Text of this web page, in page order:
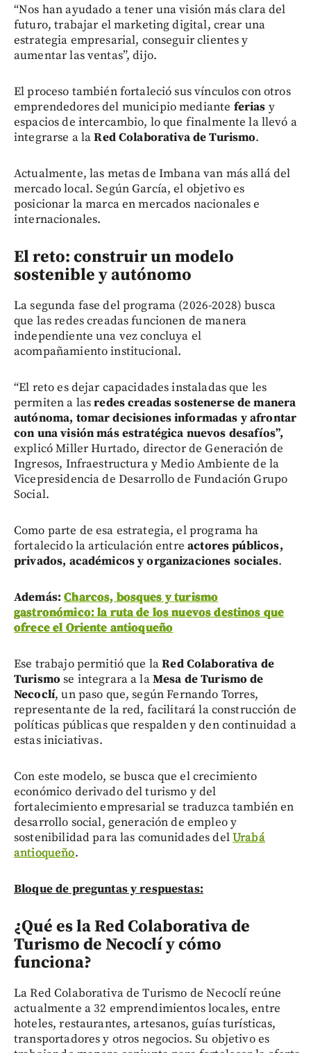
“Nos han ayudado a tener una visión más clara del
futuro, trabajar el marketing digital, crear una
estrategia empresarial, conseguir clientes y
aumentar las ventas”, dijo.
El proceso también fortaleció sus vínculos con otros
emprendedores del municipio mediante ferias y
espacios de intercambio, lo que finalmente la llevó a
integrarse a laRed Colaborativa de Turismo.
Actualmente, las metas de Imbana van más allá del
mercado local. Según García, el objetivo es
posicionar la marca en mercados nacionales e
internacionales.
El reto: construir un modelo
sostenible y autónomo
La segunda fase del programa (2026-2028) busca
que las redes creadas funcionen de manera
independiente una vez concluya el
acompañamiento institucional.
“El reto es dejar capacidades instaladas que les
permiten a lasredes creadas sostenerse de manera
autónoma, tomar decisiones informadas y afrontar
con una visión más estratégica nuevos desafíos”,
explicó Miller Hurtado, director de Generación de
Ingresos, Infraestructura y Medio Ambiente de la
Vicepresidencia de Desarrollo de Fundación Grupo
Social.
Como parte de esa estrategia, el programa ha
fortalecido la articulación entreactores públicos,
privados, académicos y organizaciones sociales.
Además:Charcos, bosques y turismo
gastronómico: la ruta de los nuevos destinos que
ofrece el Oriente antioqueño
Ese trabajo permitió que laRed Colaborativa de
Turismo se integrara a laMesa de Turismo de
Necoclí, un paso que, según Fernando Torres,
representante de la red, facilitará la construcción de
políticas públicas que respalden y den continuidad a
estas iniciativas.
Con este modelo, se busca que el crecimiento
económico derivado del turismo y del
fortalecimiento empresarial se traduzca también en
desarrollo social, generación de empleo y
sostenibilidad para las comunidades delUrabá
antioqueño.
Bloque de preguntas y respuestas:
¿Qué es la Red Colaborativa de
Turismo de Necoclí y cómo
funciona?
La Red Colaborativa de Turismo de Necoclí reúne
actualmente a 32 emprendimientos locales, entre
hoteles, restaurantes, artesanos, guías turísticas,
transportadores y otros negocios. Su objetivo es